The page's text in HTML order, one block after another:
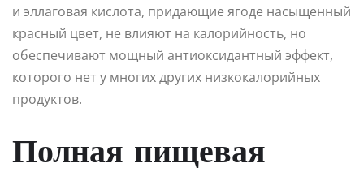
и эллаговая кислота, придающие ягоде насыщенный
красный цвет, не влияют на калорийность, но
обеспечивают мощный антиоксидантный эффект,
которого нет у многих других низкокалорийных
продуктов.
Полная пищевая